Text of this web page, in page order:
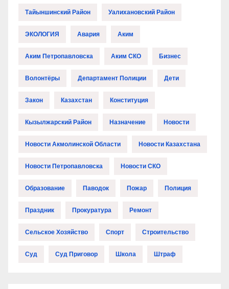
Тайыншинский Район Уалихановский Район
ЭКОЛОГИЯ Авария Аким
Аким Петропавловска Аким СКО Бизнес
Волонтёры Департамент Полиции Дети
Закон Казахстан Конституция
Кызылжарский Район Назначение Новости
Новости Акмолинской Области Новости Казахстана
Новости Петропавловска Новости СКО
Образование Паводок Пожар Полиция
Праздник Прокуратура Ремонт
Сельское Хозяйство Спорт Строительство
Суд Суд Приговор Школа Штраф